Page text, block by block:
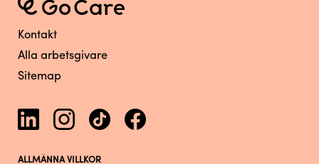
Kontakt
Alla arbetsgivare
Sitemap
ALLMÄNNA VILLKOR